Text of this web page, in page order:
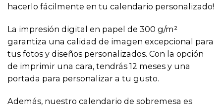
hacerlo fácilmente en tu calendario personalizado!
La impresión digital en papel de 300 g/m²
garantiza una calidad de imagen excepcional para
tus fotos y diseños personalizados. Con la opción
de imprimir una cara, tendrás 12 meses y una
portada para personalizar a tu gusto.
Además, nuestro calendario de sobremesa es